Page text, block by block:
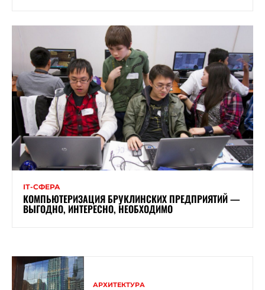
ІТ-СФЕРА
КОМПЬЮТЕРИЗАЦИЯ БРУКЛИНСКИХ ПРЕДПРИЯТИЙ —
ВЫГОДНО, ИНТЕРЕСНО, НЕОБХОДИМО
АРХИТЕКТУРА